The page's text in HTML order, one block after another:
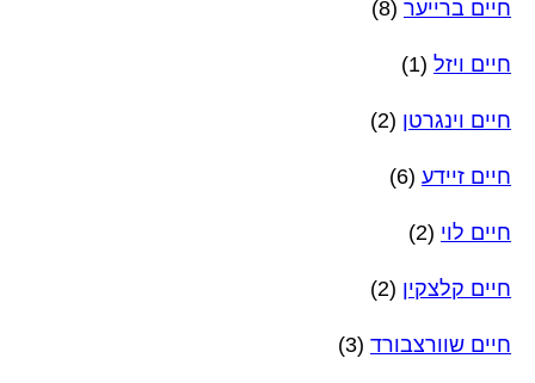
חיים ברייער (8)
חיים ויזל (1)
חיים וינגרטן (2)
חיים זיידע (6)
חיים לוי (2)
חיים קלצקין (2)
חיים שוורצבורד (3)